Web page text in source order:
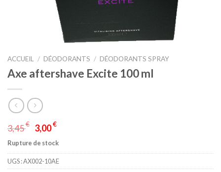
ACCUEIL / DÉODORANTS / DÉODORANTS SPRAY
Axe aftershave Excite 100 ml
3,45€ 3,00€
Rupture de stock
UGS :AX002-10AE